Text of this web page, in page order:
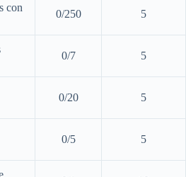
con
0/250 5
0/7 5
0/20 5
0/5 5